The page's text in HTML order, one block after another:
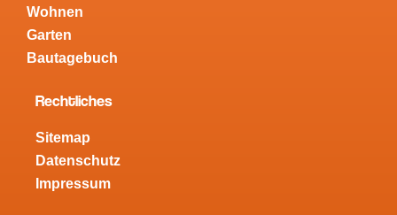
Wohnen
Garten
Bautagebuch
Rechtliches
Sitemap
Datenschutz
Impressum